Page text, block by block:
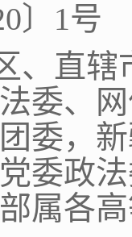
〕1号
、直
委、
委，
委政
属各